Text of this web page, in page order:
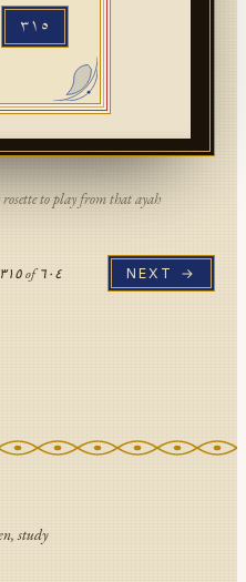
٣١٥
to play from that ayah
٣١٥of٦٠٤ NEXT →
study